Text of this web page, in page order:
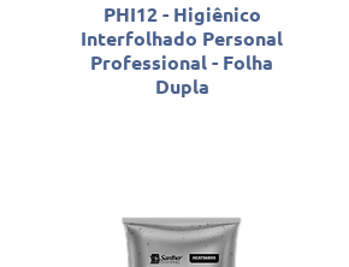
PHI12 - Higiênico
Interfolhado Personal
Professional - Folha
Dupla